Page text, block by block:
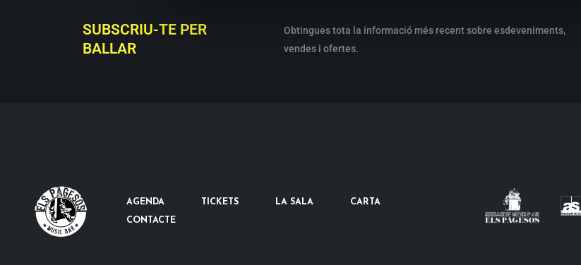
SUBSCRIU-TE PER
BALLAR
Obtingues tota la informació més recent sobre esdeveniments,
vendes i ofertes.
AGENDA TICKETS LA SALA CARTA
CONTACTE